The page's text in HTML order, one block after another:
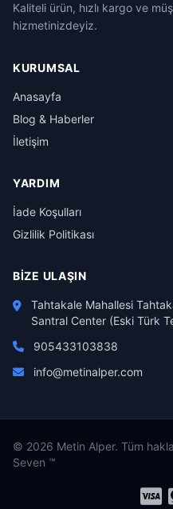
Kaliteli ürün, hızlı kargo ve
hizmetinizdeyiz.
KURUMSAL
Anasayfa
Blog & Haberler
İletişim
YARDIM
İade Koşulları
Gizlilik Politikası
BIZE ULAŞIN
Tahtakale Mahallesi
Santral Center (Eski Türk
905433103838
info@metinalper.com
© 2026 Metin Alper. Tüm
Seven ™